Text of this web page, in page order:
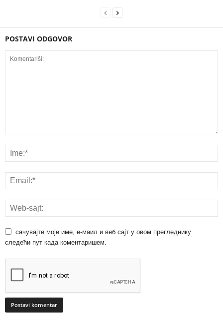
POSTAVI ODGOVOR
сачувајте моје име, е-маил и веб сајт у овом прегледнику
следећи пут када коментаришем.